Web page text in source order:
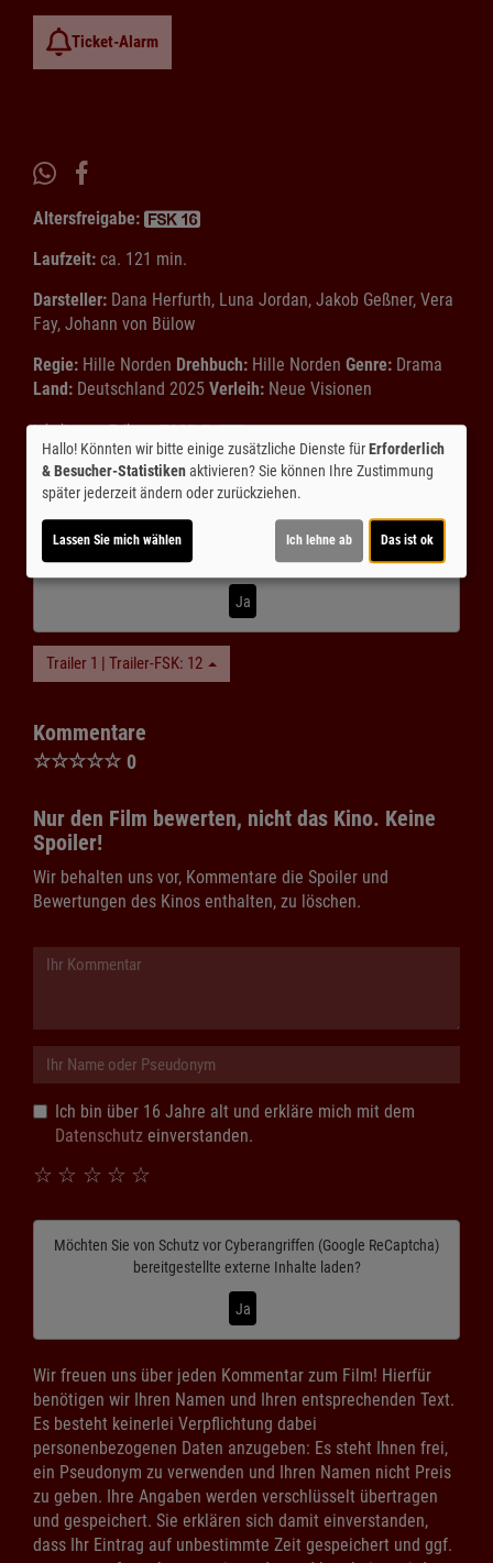
Ticket-Alarm
Altersfreigabe:
Laufzeit: ca. 121 min.
Darsteller: Dana Herfurth, Luna Jordan, Jakob Geßner, Vera
Fay, Johann von Bülow
Regie: Hille Norden Drehbuch: Hille Norden Genre: Drama
Land: Deutschland 2025 Verleih: Neue Visionen
Inhalte zum Teil von
© CINEPROG ...macht Lust auf Ihr Kino!
Möchten Sie vonYoutube (Trailer ansehen)bereitgestellte
externe Inhalte laden?
Ja
Trailer 1 | Trailer-FSK: 12
Kommentare
☆☆☆☆☆ 0
Nur den Film bewerten, nicht das Kino. Keine
Spoiler!
Wir behalten uns vor, Kommentare die Spoiler und
Bewertungen des Kinos enthalten, zu löschen.
Ich bin über 16 Jahre alt und erkläre mich mit dem
Datenschutz einverstanden.
☆
☆
☆
☆
☆
Möchten Sie von Schutz vor Cyberangriffen (Google ReCaptcha)
bereitgestellte externe Inhalte laden?
Ja
Wir freuen uns über jeden Kommentar zum Film! Hierfür
benötigen wir Ihren Namen und Ihren entsprechenden Text.
Es besteht keinerlei Verpflichtung dabei
personenbezogenen Daten anzugeben: Es steht Ihnen frei,
ein Pseudonym zu verwenden und Ihren Namen nicht Preis
zu geben. Ihre Angaben werden verschlüsselt übertragen
und gespeichert. Sie erklären sich damit einverstanden,
dass Ihr Eintrag auf unbestimmte Zeit gespeichert und ggf.
Hallo! Könnten wir bitte einige zusätzliche Dienste fürErforderlich
& Besucher-Statistikenaktivieren? Sie können Ihre Zustimmung
später jederzeit ändern oder zurückziehen.
Lassen Sie mich wählen Ich lehne ab Das ist ok